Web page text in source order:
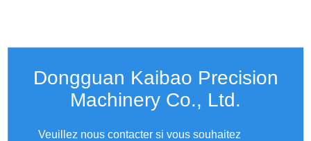
Dongguan Kaibao Precision
Machinery Co., Ltd.​​​​​​​
Veuillez nous contacter si vous souhaitez